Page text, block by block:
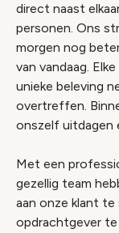
direct naast
personen. Ons
morgen nog
van vandaag.
unieke beleving
overtreffen.
onszelf uitdagen
Met een
gezellig team
aan onze klant te
opdrachtgever